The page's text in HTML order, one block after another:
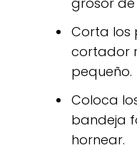
Corta los
cortador
pequeño.
Coloca
bandeja
hornear.